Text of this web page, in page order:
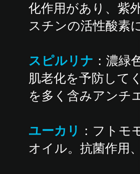
化作用があり、紫
スチンの活性酸素
スピルリナ ：濃緑
肌老化を予防して
を多く含みアンチ
ユーカリ
：フトモ
オイル。抗菌作用